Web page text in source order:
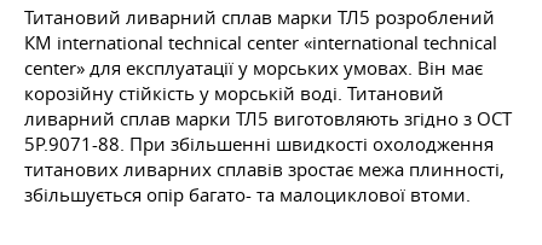
Титановий ливарний сплав марки ТЛ5 розроблений
КМ international technical center «international technical
center» для експлуатації у морських умовах. Він має
корозійну стійкість у морській воді. Титановий
ливарний сплав марки ТЛ5 виготовляють згідно з ОСТ
5Р.9071-88. При збільшенні швидкості охолодження
титанових ливарних сплавів зростає межа плинності,
збільшується опір багато- та малоциклової втоми.